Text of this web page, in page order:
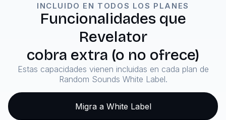
INCLUIDO EN TODOS LOS PLANES
Funcionalidades que
Revelator
cobra extra (o no ofrece)
Estas capacidades vienen incluidas en cada plan de
Random Sounds White Label.
Migra a White Label